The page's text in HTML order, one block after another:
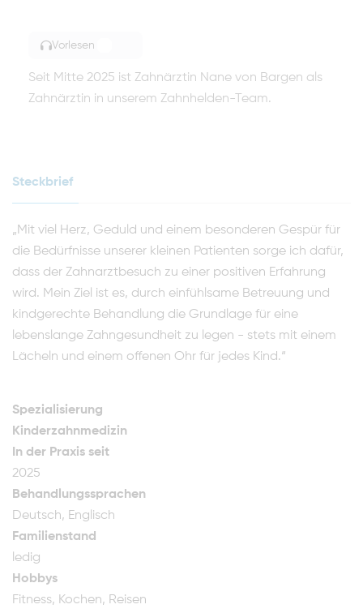
Vorlesen
Seit Mitte 2025 ist Zahnärztin Nane von Bargen als
Zahnärztin in unserem Zahnhelden-Team.
Steckbrief
„Mit viel Herz, Geduld und einem besonderen Gespür für
die Bedürfnisse unserer kleinen Patienten sorge ich dafür,
dass der Zahnarztbesuch zu einer positiven Erfahrung
wird. Mein Ziel ist es, durch einfühlsame Betreuung und
kindgerechte Behandlung die Grundlage für eine
lebenslange Zahngesundheit zu legen - stets mit einem
Lächeln und einem offenen Ohr für jedes Kind.“
Spezialisierung
Kinderzahnmedizin
In der Praxis seit
2025
Behandlungssprachen
Deutsch, Englisch
Familienstand
ledig
Hobbys
Fitness, Kochen, Reisen